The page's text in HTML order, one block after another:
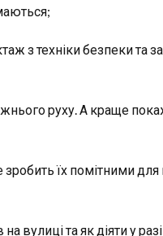
з техніки безпеки та
руху. А краще
зробить їх помітними для
вулиці та як діяти у